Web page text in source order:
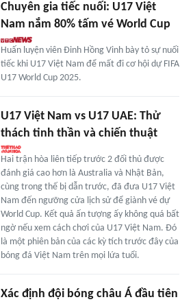
Chuyên gia tiếc nuối: U17 Việt
Nam nắm 80% tấm vé World Cup
Huấn luyện viên Đinh Hồng Vinh bày tỏ sự nuối
tiếc khi U17 Việt Nam để mất đi cơ hội dự FIFA
U17 World Cup 2025.
U17 Việt Nam vs U17 UAE: Thử
thách tinh thần và chiến thuật
Hai trận hòa liên tiếp trước 2 đối thủ được
đánh giá cao hơn là Australia và Nhật Bản,
cùng trong thế bị dẫn trước, đã đưa U17 Việt
Nam đến ngưỡng cửa lịch sử để giành vé dự
World Cup. Kết quả ấn tượng ấy không quá bất
ngờ nếu xem cách chơi của U17 Việt Nam. Đó
là một phiên bản của các kỳ tích trước đây của
bóng đá Việt Nam trên mọi lứa tuổi.
Xác định đội bóng châu Á đầu tiên